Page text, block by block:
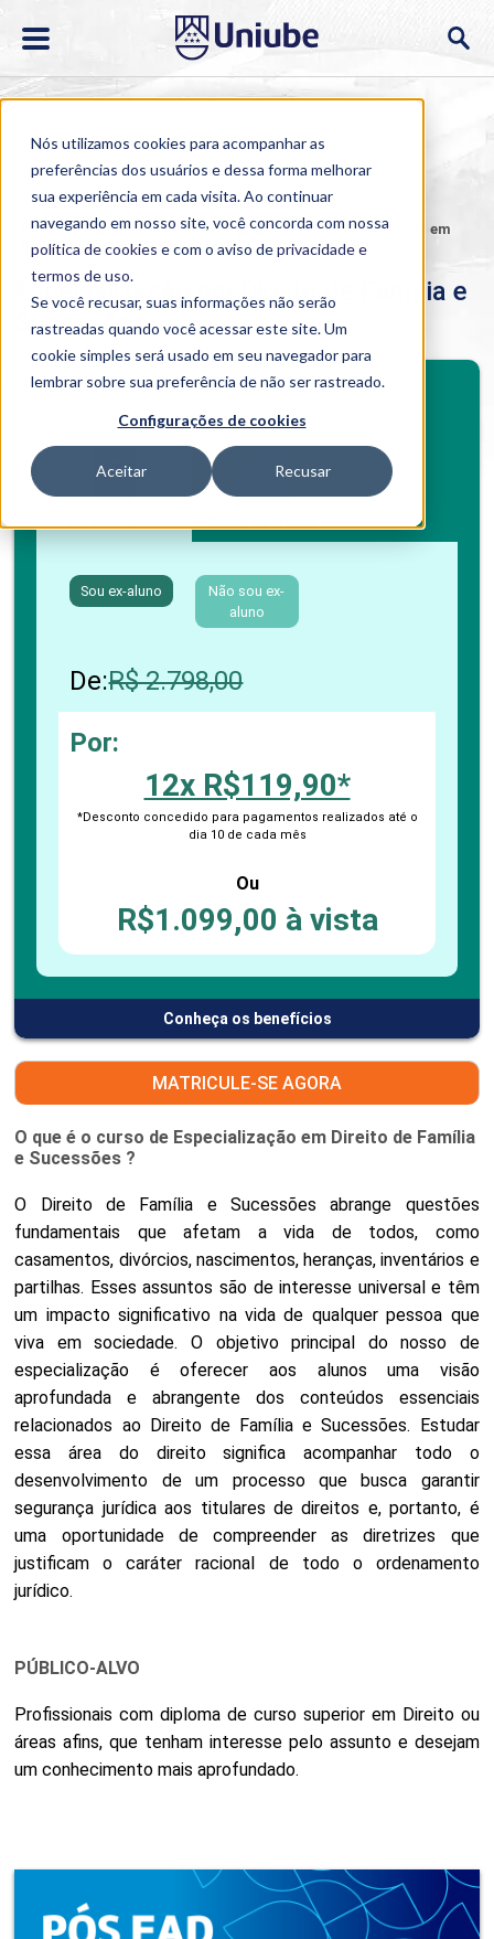
Nós utilizamos cookies para acompanhar as
preferências dos usuários e dessa forma melhorar
sua experiência em cada visita. Ao continuar
navegando em nosso site, você concorda com nossa
política de cookies e com o aviso deprivacidade e
termos de uso.
Se você recusar, suas informações não serão
rastreadas quando você acessar este site. Um
cookie simples será usado em seu navegador para
lembrar sobre sua preferência de não ser rastreado.
Configurações de cookies
Aceitar Recusar
Home > Cursos > EAD > Pós-graduação >Especialização em
Direito de Família e Sucessões
Especialização em Direito de Família e
Sucessões
Investimento
Boleto bancário / PIX Cartão de crédito
Sou ex-aluno
Não sou ex-
aluno
De:R$ 2.798,00
Por:
12x R$119,90*
*Desconto concedido para pagamentos realizados até o
dia 10 de cada mês
Ou
R$1.099,00 à vista
Conheça os benefícios
BENEFÍCIOS
Benefícios pós-graduação
MATRICULE-SE AGORA
O que é o curso de Especialização em Direito de Família
e Sucessões ?
O Direito de Família e Sucessões abrange questões
fundamentais que afetam a vida de todos, como
casamentos, divórcios, nascimentos, heranças, inventários e
partilhas. Esses assuntos são de interesse universal e têm
um impacto significativo na vida de qualquer pessoa que
viva em sociedade. O objetivo principal do nosso de
especialização é oferecer aos alunos uma visão
aprofundada e abrangente dos conteúdos essenciais
relacionados ao Direito de Família e Sucessões. Estudar
essa área do direito significa acompanhar todo o
desenvolvimento de um processo que busca garantir
segurança jurídica aos titulares de direitos e, portanto, é
uma oportunidade de compreender as diretrizes que
justificam o caráter racional de todo o ordenamento
jurídico.
PÚBLICO-ALVO
Profissionais com diploma de curso superior em Direito ou
áreas afins, que tenham interesse pelo assunto e desejam
um conhecimento mais aprofundado.